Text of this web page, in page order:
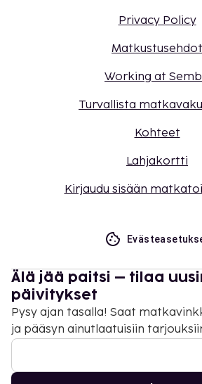
Privacy Policy
Matkustusehdot
Working at
Turvallista
Kohteet
Lahjakortti
Kirjaudu sisään
Älä jää paitsi – tilaa
päivitykset
Pysy ajan tasalla! Saat
ja pääsyn ainutlaatuisiin